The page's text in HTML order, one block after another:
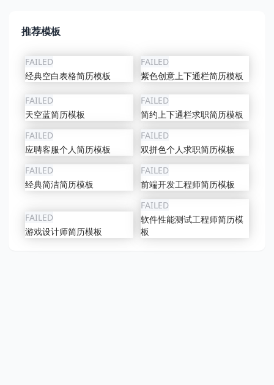
推荐模板
FAILED
经典空白表格简历模板
FAILED
紫色创意上下通栏简历模板
FAILED
天空蓝简历模板
FAILED
简约上下通栏求职简历模板
FAILED
应聘客服个人简历模板
FAILED
双拼色个人求职简历模板
FAILED
经典简洁简历模板
FAILED
前端开发工程师简历模板
FAILED
游戏设计师简历模板
FAILED
软件性能测试工程师简历模
板